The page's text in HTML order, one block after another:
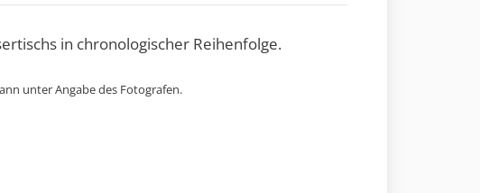
in chronologischer Reihenfolge.
unter Angabe des Fotografen.